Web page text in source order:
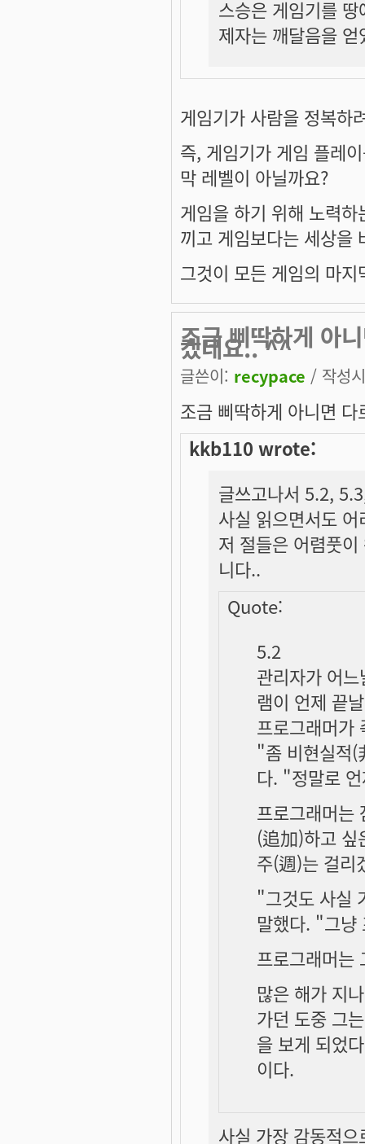
스승은 게임기를
제자는 깨달음을 얻
게임기가 사람을 정복하
즉, 게임기가 게임 플레
막 레벨이 아닐까요?
게임을 하기 위해 노력
끼고 게임보다는 세상을
그것이 모든 게임의 마
조금 삐딱하게 아
겠네요.. ^^
글쓴이: recypace / 작성
조금 삐딱하게 아니면
kkb110 wrote:
글쓰고나서 5.2,
사실 읽으면서도
저 절들은 어렴풋
니다..
Quote:
5.2
관리자가 어
램이 언제 끝
프로그래머가
"좀 비현실적
다. "정말로
프로그래머는
(追加)하고 싶
주(週)는 걸리
"그것도 사실
말했다. "그냥
프로그래머는
많은 해가 지
가던 도중 그
을 보게 되었
이다.
사실 가장 감동적